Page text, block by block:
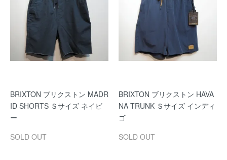
BRIXTON ブリクストン MADR
ID SHORTS Ｓサイズ ネイビ
ー
SOLD OUT
BRIXTON ブリクストン HAVA
NA TRUNK Ｓサイズ インディ
ゴ
SOLD OUT